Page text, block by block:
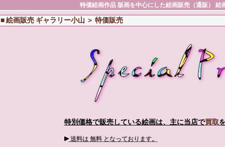
特価絵画作品版画を中心にした絵画販売（通販） 絵
■絵画販売 ギャラリー小山 ＞ 特価販売
特別価格で販売している絵画は、主に当店で買取
送料は 無料 となっております。